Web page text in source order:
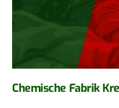
Chemische Fabrik